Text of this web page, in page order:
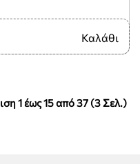
Καλάθι
1 έως 15 από 37 (3 Σελ.)